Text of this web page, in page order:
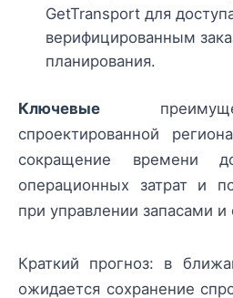
GetTransport для
верифицированным
планирования.
Ключевые
спроектированной
сокращение времени
операционных затрат и
при управлении запасами
Краткий прогноз: в
ожидается сохранение